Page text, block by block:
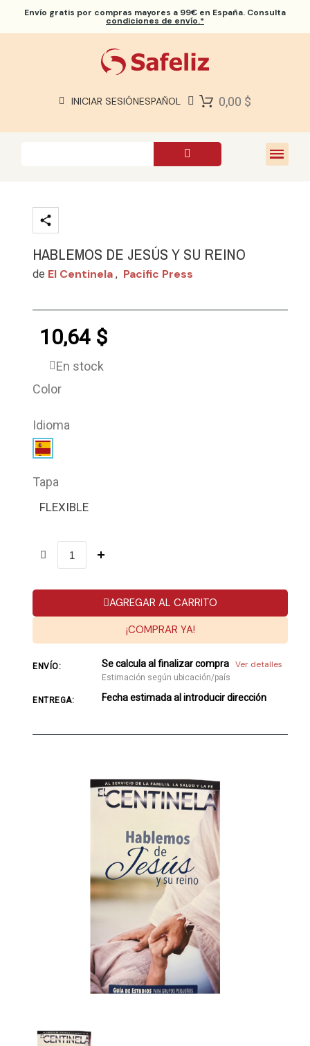
Envío gratis por compras mayores a 99€ en España. Consulta
condiciones de envío.*
INICIAR SESIÓNESPAÑOL 0,00 $
HABLEMOS DE JESÚS Y SU REINO
de El Centinela , Pacific Press
10,64 $
En stock
Color
Idioma
Tapa
FLEXIBLE
AGREGAR AL CARRITO
¡COMPRAR YA!
ENVÍO: Se calcula al finalizar compra Ver detalles
Estimación según ubicación/país
ENTREGA: Fecha estimada al introducir dirección